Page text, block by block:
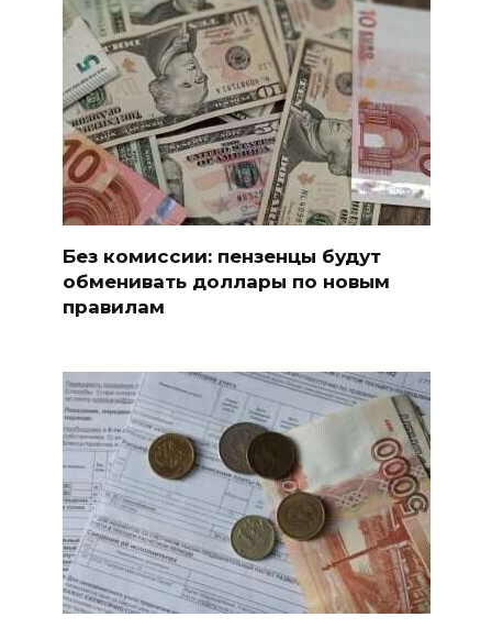
Без комиссии: пензенцы будут
обменивать доллары по новым
правилам